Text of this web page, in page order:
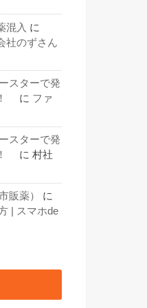
混入 に
社のずさん
スターで発
に ファ
スターで発
に 村社
販薬）
に
| スマホde